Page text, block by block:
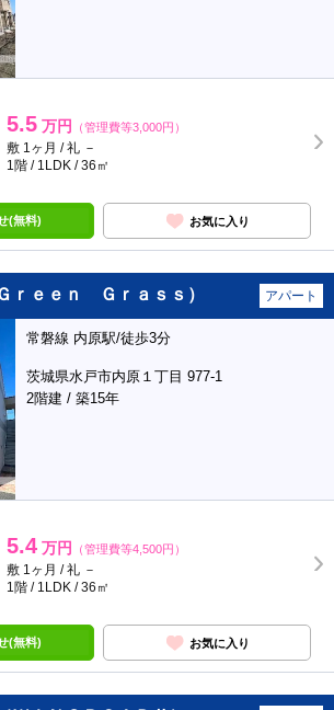
5.5 万円 （管理費等3,000円）
敷 1ヶ月 / 礼 －
1階 / 1LDK / 36㎡
(無料) お気に入り
ｒｅｅｎ Ｇｒａｓｓ） アパート
常磐線 内原駅/徒歩3分
茨城県水戸市内原１丁目 977-1
2階建 / 築15年
5.4 万円 （管理費等4,500円）
敷 1ヶ月 / 礼 －
1階 / 1LDK / 36㎡
(無料) お気に入り